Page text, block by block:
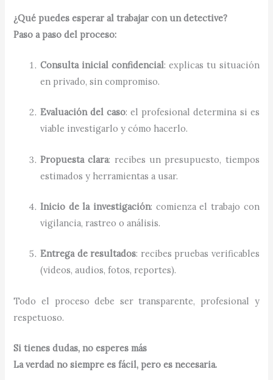
¿Qué puedes esperar al trabajar con un detective?
Paso a paso del proceso:
Consulta inicial confidencial: explicas tu situación
en privado, sin compromiso.
Evaluación del caso: el profesional determina si es
viable investigarlo y cómo hacerlo.
Propuesta clara: recibes un presupuesto, tiempos
estimados y herramientas a usar.
Inicio de la investigación: comienza el trabajo con
vigilancia, rastreo o análisis.
Entrega de resultados: recibes pruebas verificables
(videos, audios, fotos, reportes).
Todo el proceso debe ser transparente, profesional y
respetuoso.
Si tienes dudas, no esperes más
La verdad no siempre es fácil, pero es necesaria.